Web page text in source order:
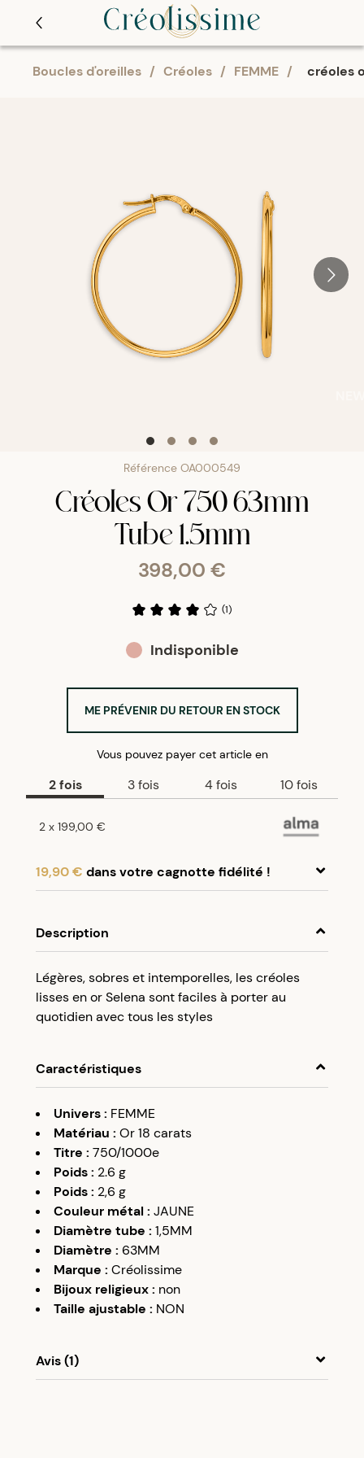
Boucles d'oreilles / Créoles / FEMME / créoles
Référence OA000549
Créoles Or 750 63mm
Tube 1.5mm
398,00 €
(1)
Indisponible
ME PRÉVENIR DU RETOUR EN STOCK
Vous pouvez payer cet articleen
2fois 3fois 4fois 10fois
2 x 199,00 €
19,90 € dans votre cagnotte fidélité !
compte client et cumulez 5% de vos achats dans
votre cagnotte fidélité sans minimum d’achat.
Utilisez votre cagnotte de fidélité dès votre
Description
Légères, sobres et intemporelles, les créoles
lisses en or Selena sont faciles à porter au
quotidien avec tous les styles
Caractéristiques
Univers: FEMME
Matériau : Or 18 carats
Titre : 750/1000e
Poids: 2.6 g
Poids: 2,6 g
Couleur métal: JAUNE
Diamètre tube : 1,5MM
Diamètre : 63MM
Marque : Créolissime
Bijoux religieux: non
Taille ajustable : NON
Avis (1)